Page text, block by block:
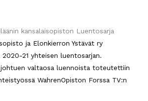
kansalaisopiston Luentosarja
ja Elonkierron Ystävät ry
21 yhteisen luentosarjan.
valtaosa luennoista toteutettiin
WahrenOpiston Forssa TV:n